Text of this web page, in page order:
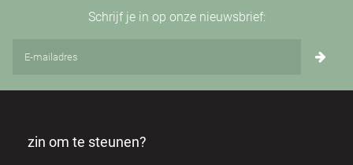
Schrijf je in op onze nieuwsbrief:
zin om te steunen?